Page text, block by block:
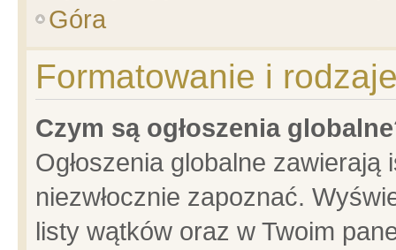
Góra
Formatowanie i
Czym są ogłoszenia
Ogłoszenia globalne
niezwłocznie zapoznać.
listy wątków oraz w Twoim